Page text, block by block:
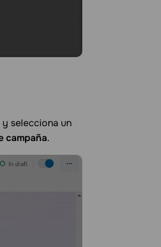
y selecciona un
campaña.